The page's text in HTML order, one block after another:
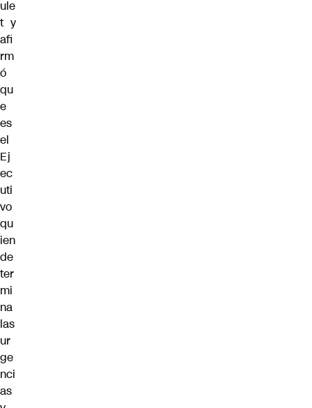
ule
ty
afi
rm
ó
qu
e
es
el
Ej
ec
uti
vo
qu
ien
de
ter
mi
na
las
ur
ge
nci
as